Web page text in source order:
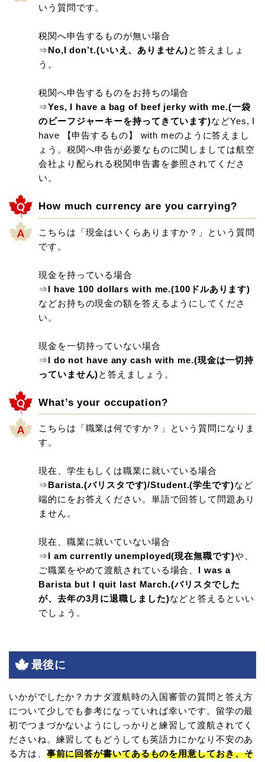
いう質問です。
税関へ申告するものが無い場合
⇒No,I don’t.(いいえ、ありません)と答えましょ
う。
税関へ申告するものをお持ちの場合
⇒Yes, I have a bag of beef jerky with me.(一袋
のビーフジャーキーを持ってきています)などYes, I
have 【申告するもの】 with meのように答えまし
ょう。税関へ申告が必要なものに関しましては航空
会社より配られる税関申告書を参照されてくださ
い。
How much currency are you carrying?
こちらは「現金はいくらありますか？」という質問
です。
現金を持っている場合
⇒I have 100 dollars with me.(100ドルあります)
などお持ちの現金の額を答えるようにしてくださ
い。
現金を一切持っていない場合
⇒I do not have any cash with me.(現金は一切持
っていません)と答えましょう。
What’s your occupation?
こちらは「職業は何ですか？」という質問になりま
す。
現在、学生もしくは職業に就いている場合
⇒Barista.(バリスタです)/Student.(学生です)など
端的にをお答えください。単語で回答して問題あり
ません。
現在、職業に就いていない場合
⇒I am currently unemployed(現在無職です)や、
ご職業をやめて渡航されている場合、 I was a
Barista but I quit last March.(バリスタでした
が、去年の3月に退職しました)などと答えるといい
でしょう。
最後に
いかがでしたか？カナダ渡航時の入国審菅の質問と答え方
について少しでも参考になっていれば幸いです。留学の最
初でつまづかないようにしっかりと練習して渡航されてく
ださいね。練習してもどうしても英語力にかなり不安のあ
る方は、 事前に回答が書いてあるものを用意しておき、そ